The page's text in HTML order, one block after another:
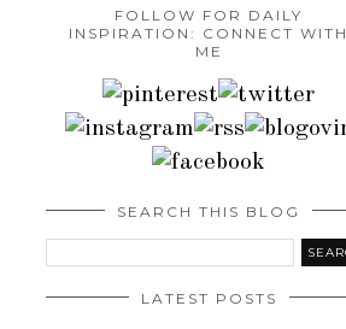
FOLLOW FOR DAILY
INSPIRATION: CONNECT WITH
ME
SEARCH THIS BLOG
LATEST POSTS